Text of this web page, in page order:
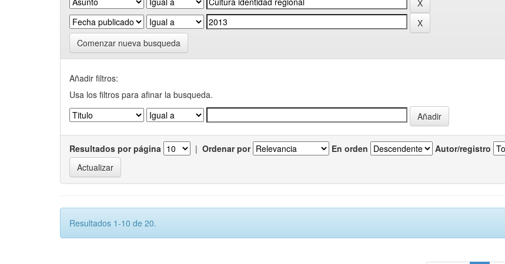
Comenzar nueva busqueda
Añadir filtros:
Usa los filtros para afinar la busqueda.
Resultados por página | Ordenar por En orden Autor/registro
Resultados 1-10 de 20.